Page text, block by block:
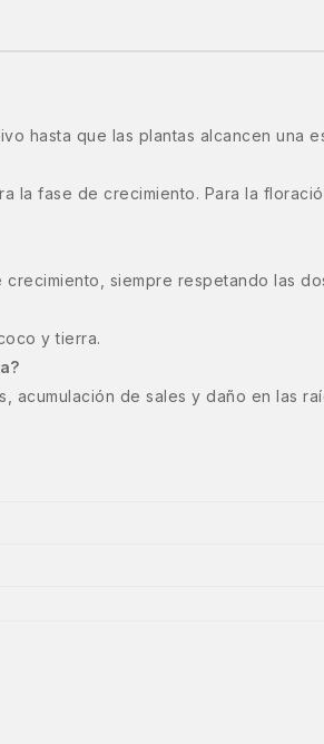
hasta que las plantas alcancen una
la fase de crecimiento. Para la
siempre respetando las
y tierra.
de sales y daño en las